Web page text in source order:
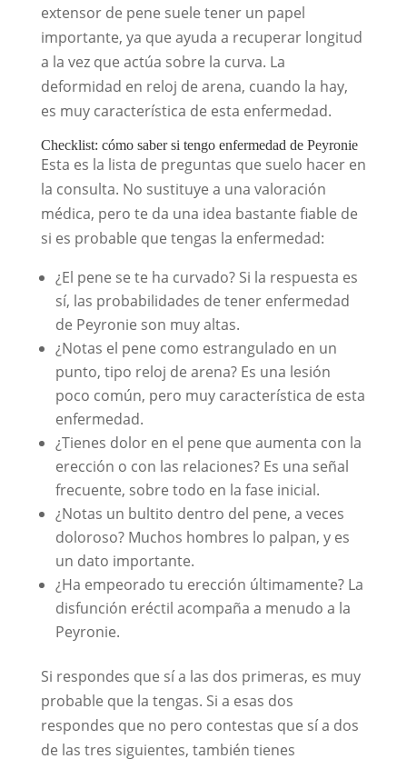
extensor de pene suele tener un papel
importante, ya que ayuda a recuperar longitud
a la vez que actúa sobre la curva. La
deformidad en reloj de arena, cuando la hay,
es muy característica de esta enfermedad.
Checklist: cómo saber si tengo enfermedad de Peyronie
Esta es la lista de preguntas que suelo hacer en
la consulta. No sustituye a una valoración
médica, pero te da una idea bastante fiable de
si es probable que tengas la enfermedad:
¿El pene se te ha curvado? Si la respuesta es
sí, las probabilidades de tener enfermedad
de Peyronie son muy altas.
¿Notas el pene como estrangulado en un
punto, tipo reloj de arena? Es una lesión
poco común, pero muy característica de esta
enfermedad.
¿Tienes dolor en el pene que aumenta con la
erección o con las relaciones? Es una señal
frecuente, sobre todo en la fase inicial.
¿Notas un bultito dentro del pene, a veces
doloroso? Muchos hombres lo palpan, y es
un dato importante.
¿Ha empeorado tu erección últimamente? La
disfunción eréctil acompaña a menudo a la
Peyronie.
Si respondes que sí a las dos primeras, es muy
probable que la tengas. Si a esas dos
respondes que no pero contestas que sí a dos
de las tres siguientes, también tienes